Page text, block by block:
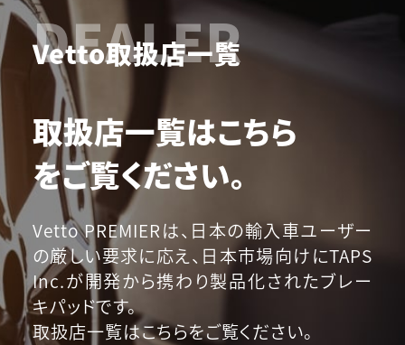
DEALER
Vetto取扱店一覧
取扱店一覧はこちら
をご覧ください。
Vetto PREMIERは、日本の輸入車ユーザー
の厳しい要求に応え、日本市場向けにTAPS
Inc.が開発から携わり製品化されたブレー
キパッドです。
取扱店一覧はこちらをご覧ください。